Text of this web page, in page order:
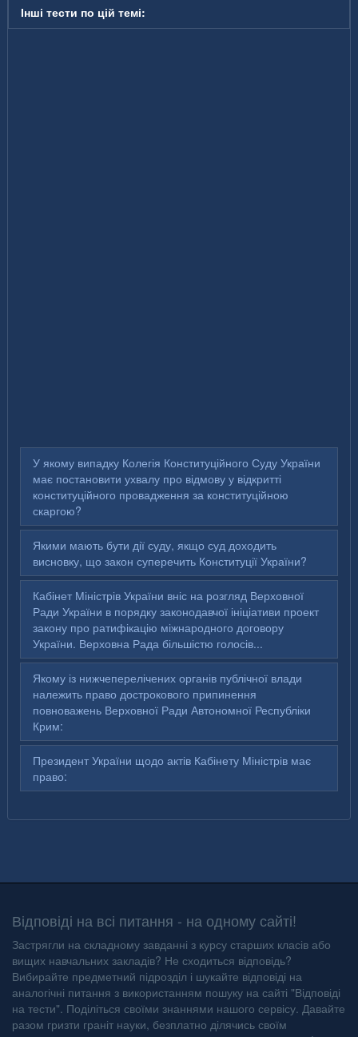
Інші тести по цій темі:
У якому випадку Колегія Конституційного Суду України
має постановити ухвалу про відмову у відкритті
конституційного провадження за конституційною
скаргою?
Якими мають бути дії суду, якщо суд доходить
висновку, що закон суперечить Конституції України?
Кабінет Міністрів України вніс на розгляд Верховної
Ради України в порядку законодавчої ініціативи проект
закону про ратифікацію міжнародного договору
України. Верховна Рада більшістю голосів...
Якому із нижчеперелічених органів публічної влади
належить право дострокового припинення
повноважень Верховної Ради Автономної Республіки
Крим:
Президент України щодо актів Кабінету Міністрів має
право:
Відповіді на всі питання - на одному сайті!
Застрягли на складному завданні з курсу старших класів або
вищих навчальних закладів? Не сходиться відповідь?
Вибирайте предметний підрозділ і шукайте відповіді на
аналогічні питання з використанням пошуку на сайті "Відповіді
на тести". Поділіться своїми знаннями нашого сервісу. Давайте
разом гризти граніт науки, безплатно ділячись своїм